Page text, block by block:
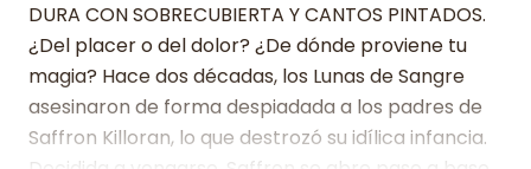
DURA CON SOBRECUBIERTA Y CANTOS PINTADOS.
¿Del placer o del dolor? ¿De dónde proviene tu
magia? Hace dos décadas, los Lunas de Sangre
asesinaron de forma despiadada a los padres de
Saffron Killoran, lo que destrozó su idílica infancia.